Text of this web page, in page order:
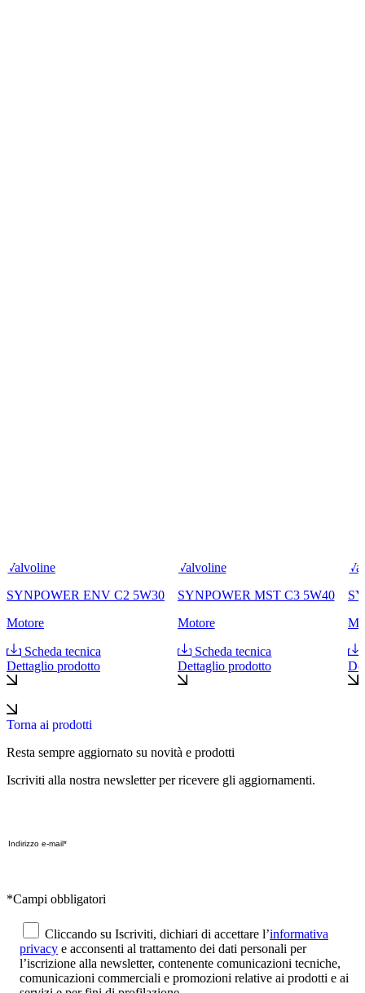
Valvoline
SYNPOWER ENV C2 5W30
Motore
Scheda tecnica
Dettaglio prodotto
Valvoline
SYNPOWER MST C3 5W40
Motore
Scheda tecnica
Dettaglio prodotto
Torna ai prodotti
Resta sempre aggiornato su novità e prodotti
Iscriviti alla nostra newsletter per ricevere gli aggiornamenti.
*Campi obbligatori
Cliccando su Iscriviti, dichiari di accettare l’informativa
privacy e acconsenti al trattamento dei dati personali per
l’iscrizione alla newsletter, contenente comunicazioni tecniche,
comunicazioni commerciali e promozioni relative ai prodotti e ai